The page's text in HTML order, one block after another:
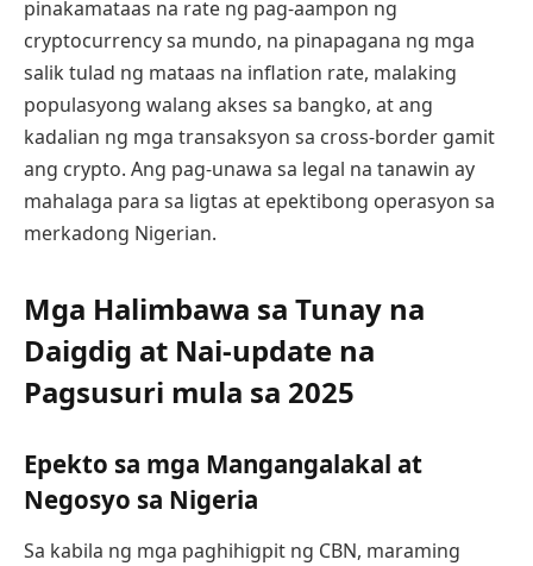
pinakamataas na rate ng pag-aampon ng
cryptocurrency sa mundo, na pinapagana ng mga
salik tulad ng mataas na inflation rate, malaking
populasyong walang akses sa bangko, at ang
kadalian ng mga transaksyon sa cross-border gamit
ang crypto. Ang pag-unawa sa legal na tanawin ay
mahalaga para sa ligtas at epektibong operasyon sa
merkadong Nigerian.
Mga Halimbawa sa Tunay na
Daigdig at Nai-update na
Pagsusuri mula sa 2025
Epekto sa mga Mangangalakal at
Negosyo sa Nigeria
Sa kabila ng mga paghihigpit ng CBN, maraming